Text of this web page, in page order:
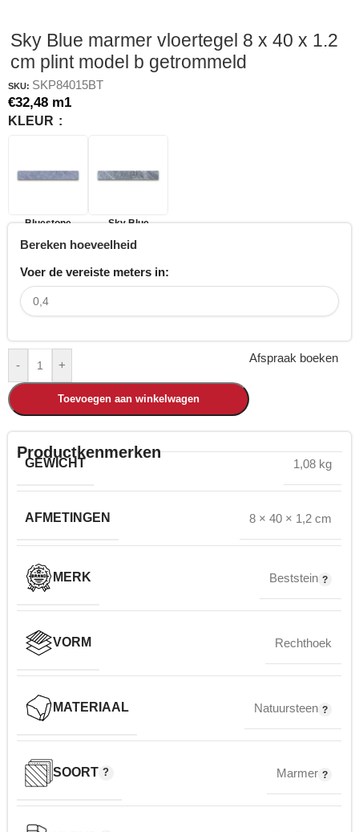
Sky Blue marmer vloertegel 8 x 40 x 1.2
cm plint model b getrommeld
SKU: SKP84015BT
€32,48 m1
KLEUR
Bluestone Sky Blue
Bereken hoeveelheid
Voer de vereiste meters in:
- +
Toevoegen aan winkelwagen
Afspraak boeken
Productkenmerken
GEWICHT 1,08 kg
AFMETINGEN 8 × 40 × 1,2 cm
MERK Beststein
VORM Rechthoek
MATERIAAL Natuursteen
SOORT Marmer